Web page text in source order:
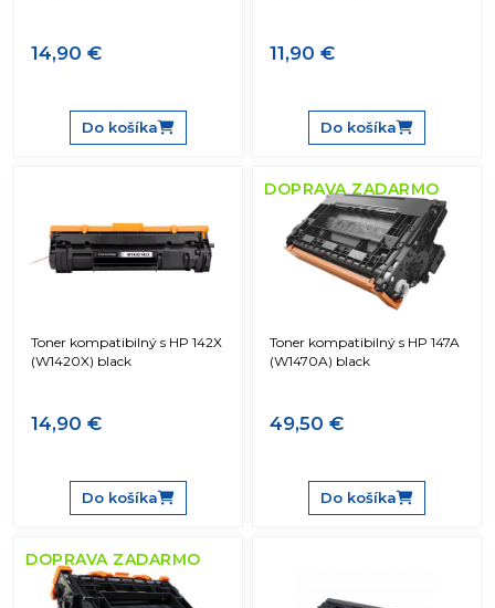
14,90 €
Do košíka
11,90 €
Do košíka
Toner kompatibilný s HP 142X
(W1420X) black
14,90 €
Do košíka
DOPRAVA ZADARMO
Toner kompatibilný s HP 147A
(W1470A) black
49,50 €
Do košíka
DOPRAVA ZADARMO